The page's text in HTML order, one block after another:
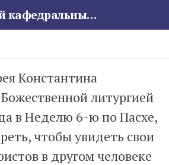
Свято-Троицкий кафедральный собор
Константина
литургией
в Неделю 6-ю по Пасхе,
чтобы увидеть свои
в другом человеке